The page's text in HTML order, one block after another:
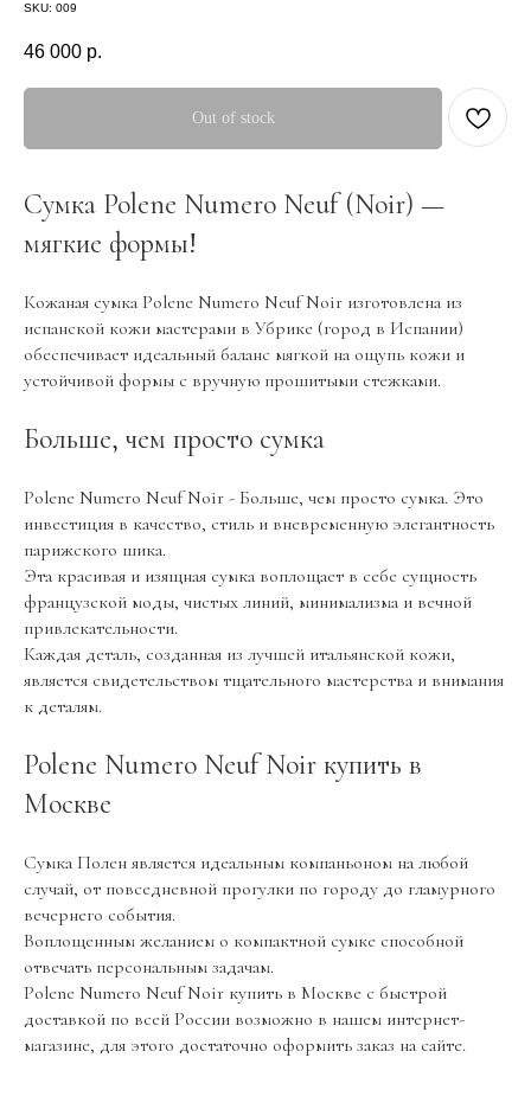
SKU: 009
46 000 р.
Out of stock
Сумка Polene Numero Neuf (Noir) —
мягкие формы!
Кожаная сумка Polene Numero Neuf Noir изготовлена из
испанской кожи мастерами в Убрике (город в Испании)
обеспечивает идеальный баланс мягкой на ощупь кожи и
устойчивой формы с вручную прошитыми стежками.
Больше, чем просто сумка
Polene Numero Neuf Noir - Больше, чем просто сумка. Это
инвестиция в качество, стиль и вневременную элегантность
парижского шика.
Эта красивая и изящная сумка воплощает в себе сущность
французской моды, чистых линий, минимализма и вечной
привлекательности.
Каждая деталь, созданная из лучшей итальянской кожи,
является свидетельством тщательного мастерства и внимания
к деталям.
Polene Numero Neuf Noir купить в
Москве
Сумка Полен является идеальным компаньоном на любой
случай, от повседневной прогулки по городу до гламурного
вечернего события.
Воплощенным желанием о компактной сумке способной
отвечать персональным задачам.
Polene Numero Neuf Noir купить в Москве с быстрой
доставкой по всей России возможно в нашем интернет-
магазине, для этого достаточно оформить заказ на сайте.